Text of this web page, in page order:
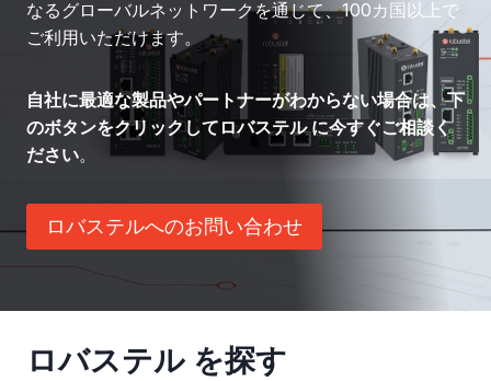
なるグローバルネットワークを通じて、100カ国以上で
ご利用いただけます。
自社に最適な製品やパートナーがわからない場合は、下
のボタンをクリックしてロバステル に今すぐご相談く
ださい。
ロバステルへのお問い合わせ
ロバステル を探す